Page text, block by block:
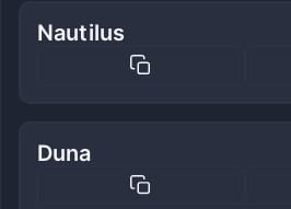
Nautilus
Duna